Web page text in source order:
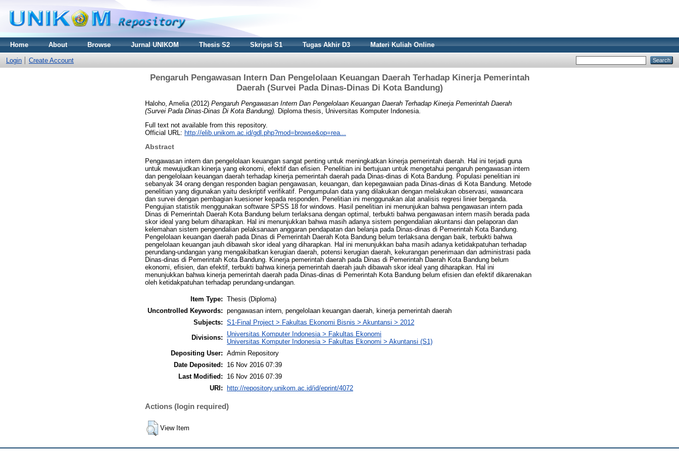
Home About Browse Jurnal UNIKOM Thesis S2 Skripsi S1 Tugas Akhir D3 Materi Kuliah Online
Login Create Account
Pengaruh Pengawasan Intern Dan Pengelolaan Keuangan Daerah Terhadap Kinerja Pemerintah
Daerah (Survei Pada Dinas-Dinas Di Kota Bandung)
Haloho, Amelia (2012) Pengaruh Pengawasan Intern Dan Pengelolaan Keuangan Daerah Terhadap Kinerja Pemerintah Daerah
(Survei Pada Dinas-Dinas Di Kota Bandung).
Diploma thesis, Universitas Komputer Indonesia.
Full text not available from this repository.
Official URL: http://elib.unikom.ac.id/gdl.php?mod=browse&op=rea...
Abstract
Pengawasan intern dan pengelolaan keuangan sangat penting untuk meningkatkan kinerja pemerintah daerah. Hal ini terjadi guna
untuk mewujudkan kinerja yang ekonomi, efektif dan efisien. Penelitian ini bertujuan untuk mengetahui pengaruh pengawasan intern
dan pengelolaan keuangan daerah terhadap kinerja pemerintah daerah pada Dinas-dinas di Kota Bandung. Populasi penelitian ini
sebanyak 34 orang dengan responden bagian pengawasan, keuangan, dan kepegawaian pada Dinas-dinas di Kota Bandung. Metode
penelitian yang digunakan yaitu deskriptif verifikatif. Pengumpulan data yang dilakukan dengan melakukan observasi, wawancara
dan survei dengan pembagian kuesioner kepada responden. Penelitian ini menggunakan alat analisis regresi linier berganda.
Pengujian statistik menggunakan software SPSS 18 for windows. Hasil penelitian ini menunjukan bahwa pengawasan intern pada
Dinas di Pemerintah Daerah Kota Bandung belum terlaksana dengan optimal, terbukti bahwa pengawasan intern masih berada pada
skor ideal yang belum diharapkan. Hal ini menunjukkan bahwa masih adanya sistem pengendalian akuntansi dan pelaporan dan
kelemahan sistem pengendalian pelaksanaan anggaran pendapatan dan belanja pada Dinas-dinas di Pemerintah Kota Bandung.
Pengelolaan keuangan daerah pada Dinas di Pemerintah Daerah Kota Bandung belum terlaksana dengan baik, terbukti bahwa
pengelolaan keuangan jauh dibawah skor ideal yang diharapkan. Hal ini menunjukkan baha masih adanya ketidakpatuhan terhadap
perundang-undangan yang mengakibatkan kerugian daerah, potensi kerugian daerah, kekurangan penerimaan dan administrasi pada
Dinas-dinas di Pemerintah Kota Bandung. Kinerja pemerintah daerah pada Dinas di Pemerintah Daerah Kota Bandung belum
ekonomi, efisien, dan efektif, terbukti bahwa kinerja pemerintah daerah jauh dibawah skor ideal yang diharapkan. Hal ini
menunjukkan bahwa kinerja pemerintah daerah pada Dinas-dinas di Pemerintah Kota Bandung belum efisien dan efektif dikarenakan
oleh ketidakpatuhan terhadap perundang-undangan.
Item Type: Thesis (Diploma)
Uncontrolled Keywords: pengawasan intern, pengelolaan keuangan daerah, kinerja pemerintah daerah
Subjects: S1-Final Project > Fakultas Ekonomi Bisnis > Akuntansi > 2012
Divisions:
Universitas Komputer Indonesia > Fakultas Ekonomi
Universitas Komputer Indonesia > Fakultas Ekonomi > Akuntansi (S1)
Depositing User: Admin Repository
Date Deposited:
16 Nov 2016 07:39
Last Modified:
16 Nov 2016 07:39
URI:
http://repository.unikom.ac.id/id/eprint/4072
Actions (login required)
View Item